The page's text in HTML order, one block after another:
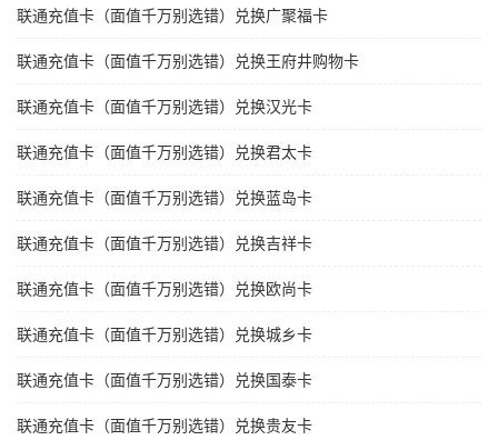
联通充值卡（面值千万别选错）兑换广聚福卡
联通充值卡（面值千万别选错）兑换王府井购物卡
联通充值卡（面值千万别选错）兑换汉光卡
联通充值卡（面值千万别选错）兑换君太卡
联通充值卡（面值千万别选错）兑换蓝岛卡
联通充值卡（面值千万别选错）兑换吉祥卡
联通充值卡（面值千万别选错）兑换欧尚卡
联通充值卡（面值千万别选错）兑换城乡卡
联通充值卡（面值千万别选错）兑换国泰卡
联通充值卡（面值千万别选错）兑换贵友卡